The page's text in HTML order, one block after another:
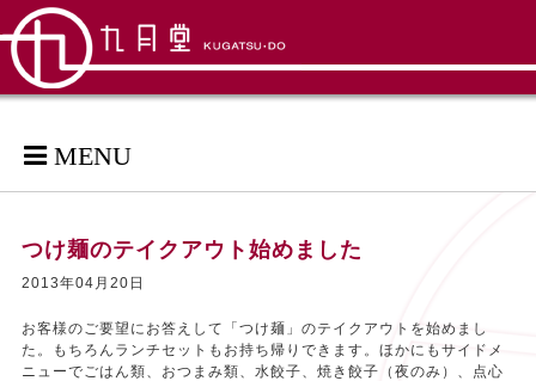
MENU
つけ麺のテイクアウト始めました
2013年04月20日
お客様のご要望にお答えして「つけ麺」のテイクアウトを始めまし
た。もちろんランチセットもお持ち帰りできます。ほかにもサイドメ
ニューでごはん類、おつまみ類、水餃子、焼き餃子（夜のみ）、点心